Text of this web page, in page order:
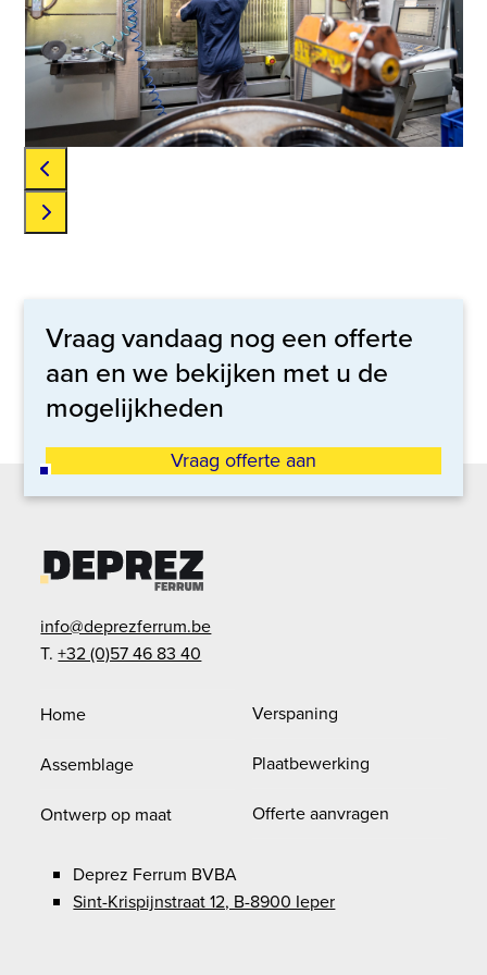
keys
to
access
carousel
navigation
buttons
to
the
first
Vraag vandaag nog een offerte
aan en we bekijken met u de
mogelijkheden
Vraag offerte aan
info@deprezferrum.be
T.+32 (0)57 46 83 40
Home
Assemblage
Ontwerp op maat
Verspaning
Plaatbewerking
Offerte aanvragen
Deprez Ferrum BVBA
Sint-Krispijnstraat 12, B-8900 Ieper